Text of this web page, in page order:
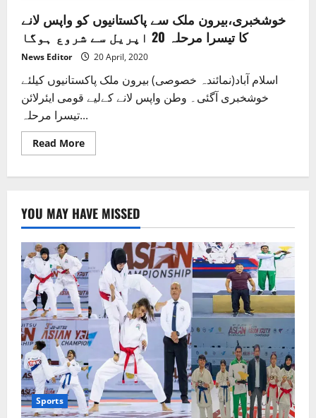
خوشخبری،بیرون ملک سے پاکستانیوں کو واپس لانے
کا تیسرا مرحلہ 20 اپریل سے شروع ہوگا
News Editor 20 April, 2020
اسلام آباد(نمائندہ خصوصی) بیرون ملک پاکستانیوں کیلئے
خوشخبری آگئی۔ وطن واپس لانے کےلیے قومی ایئرلائن
تیسرا مرحلہ...
Read MoreRead
more
کو
واپس
لانے
کا
تیسرا
مرحلہ
20
اپریل
سے
شروع
ہوگا
YOU MAY HAVE MISSED
Sports